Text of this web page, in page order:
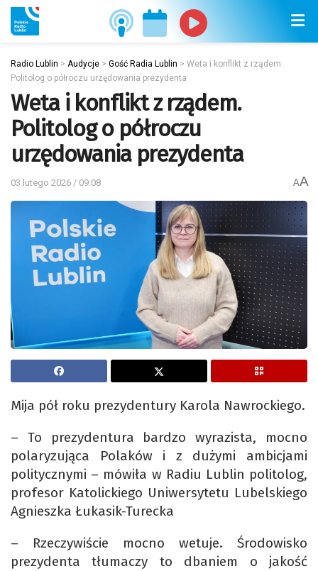
Radio Lublin > Audycje > Gość Radia Lublin > Weta i konflikt z rządem.
Politolog o półroczu urzędowania prezydenta
Weta i konflikt z rządem.
Politolog o półroczu
urzędowania prezydenta
03 lutego 2026 / 09:08 AA
Mija pół roku prezydentury Karola Nawrockiego.
– To prezydentura bardzo wyrazista, mocno
polaryzująca Polaków i z dużymi ambicjami
politycznymi – mówiła w Radiu Lublin politolog,
profesor Katolickiego Uniwersytetu Lubelskiego
Agnieszka Łukasik-Turecka
– Rzeczywiście mocno wetuje. Środowisko
prezydenta tłumaczy to dbaniem o jakość